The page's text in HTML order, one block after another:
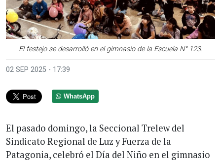
El festejo se desarrolló en el gimnasio de la Escuela N° 123.
02 SEP 2025 - 17:39
WhatsApp
El pasado domingo, la Seccional Trelew del
Sindicato Regional de Luz y Fuerza de la
Patagonia, celebró el Día del Niño en el gimnasio